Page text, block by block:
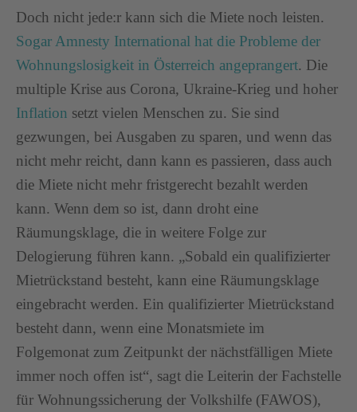
Doch nicht jede:r kann sich die Miete noch leisten.
Sogar Amnesty International hat die Probleme der
Wohnungslosigkeit in Österreich angeprangert. Die
multiple Krise aus Corona, Ukraine-Krieg und hoher
Inflation setzt vielen Menschen zu. Sie sind
gezwungen, bei Ausgaben zu sparen, und wenn das
nicht mehr reicht, dann kann es passieren, dass auch
die Miete nicht mehr fristgerecht bezahlt werden
kann. Wenn dem so ist, dann droht eine
Räumungsklage, die in weitere Folge zur
Delogierung führen kann. „Sobald ein qualifizierter
Mietrückstand besteht, kann eine Räumungsklage
eingebracht werden. Ein qualifizierter Mietrückstand
besteht dann, wenn eine Monatsmiete im
Folgemonat zum Zeitpunkt der nächstfälligen Miete
immer noch offen ist“, sagt die Leiterin der Fachstelle
für Wohnungssicherung der Volkshilfe (FAWOS),